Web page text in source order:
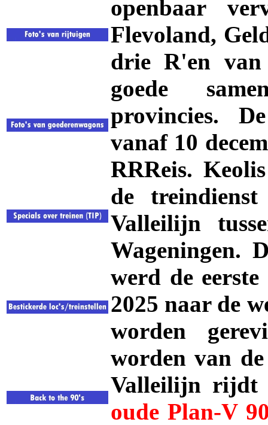
openbaar
Flevoland,
drie R'en van
goede
provincies.
vanaf 10
RRReis.
de
Valleilijn
Wageningen.
werd de
2025 naar de
worden
worden van
Valleilijn rijdt
oude Plan-V